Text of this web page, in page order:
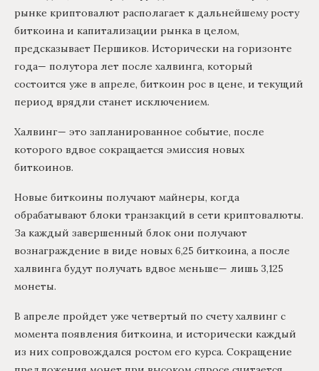
рынке криптовалют располагает к дальнейшему росту
биткоина и капитализации рынка в целом,
предсказывает Першиков. Исторически на горизонте
года— полутора лет после халвинга, который
состоится уже в апреле, биткоин рос в цене, и текущий
период врядли станет исключением.
Халвинг— это запланированное событие, после
которого вдвое сокращается эмиссия новых
биткоинов.
Новые биткоины получают майнеры, когда
обрабатывают блоки транзакций в сети криптовалюты.
За каждый завершенный блок они получают
вознаграждение в виде новых 6,25 биткоина, а после
халвинга будут получать вдвое меньше— лишь 3,125
монеты.
В апреле пройдет уже четвертый по счету халвинг с
момента появления биткоина, и исторически каждый
из них сопровождался ростом его курса. Сокращение